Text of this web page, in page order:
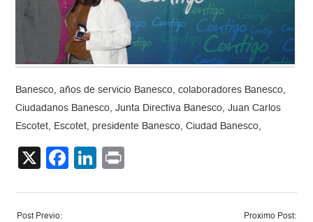
Banesco, años de servicio Banesco, colaboradores Banesco,
Ciudadanos Banesco, Junta Directiva Banesco, Juan Carlos
Escotet, Escotet, presidente Banesco, Ciudad Banesco,
X Facebook
LinkedIn
Post Previo: Proximo Post: